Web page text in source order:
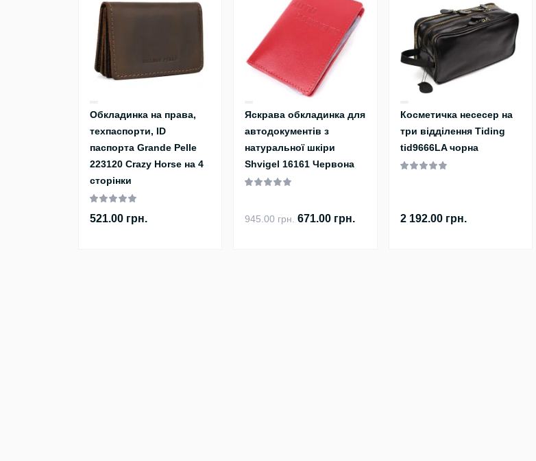
Обкладинка на права,
техпаспорти, ID
паспорта Grande Pelle
223120 Crazy Horse на 4
сторінки
521.00 грн.
Яскрава обкладинка для
автодокументів з
натуральної шкіри
Shvigel 16161 Червона
945.00 грн. 671.00 грн.
Косметичка несесер на
три відділення Tiding
tid9666LA чорна
2 192.00 грн.